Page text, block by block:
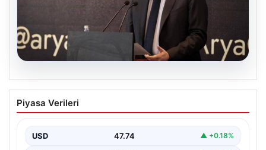
İş Bankası’nda Yönetim Kadrosunda
Önemli Değişiklik: Hakan Aran Görevini
Türkiye’nin köklü finans kuruluşlarından İş Bankası’nda
Piyasa Verileri
USD 47.74 ▲ +0.18%